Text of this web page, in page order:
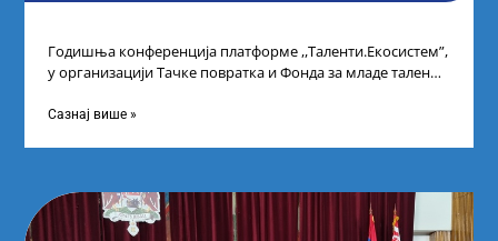
Годишња конференција платформе ,,Таленти.Екосистем”,
у организацији Тачке повратка и Фонда за младе таленте
Сазнај више »